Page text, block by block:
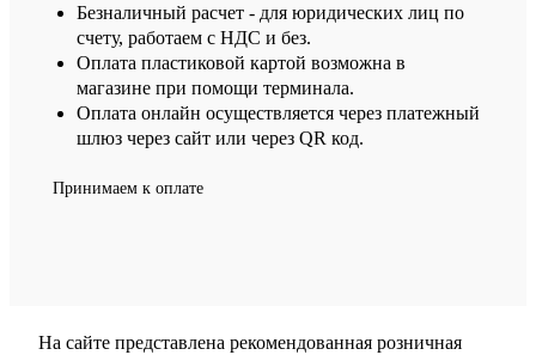
Безналичный расчет - для юридических лиц по
счету, работаем с НДС и без.
Оплата пластиковой картой возможна в
магазине при помощи терминала.
Оплата онлайн осуществляется через платежный
шлюз через сайт или через QR код.
Принимаем к оплате
На сайте представлена рекомендованная розничная